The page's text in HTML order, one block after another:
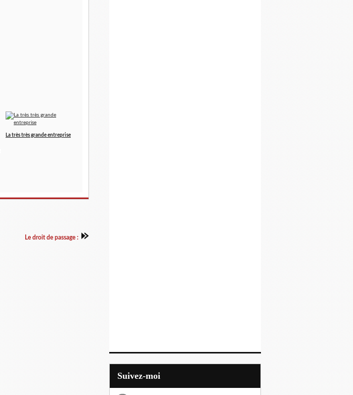
La très très grande entreprise
Le droit de passage :
Suivez-moi